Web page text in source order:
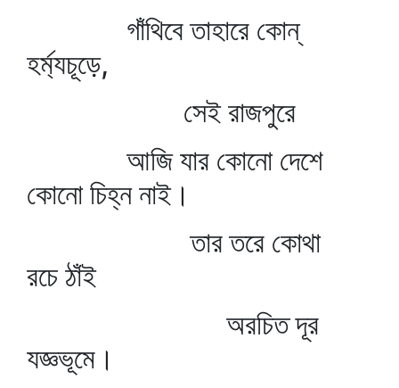
গাঁথিবে তাহারে কোন্‌
হর্ম্যচূড়ে,
সেই রাজপুরে
আজি যার কোনো দেশে
কোনো চিহ্ন নাই।
তার তরে কোথা
রচে ঠাঁই
অরচিত দূর
যজ্ঞভূমে।